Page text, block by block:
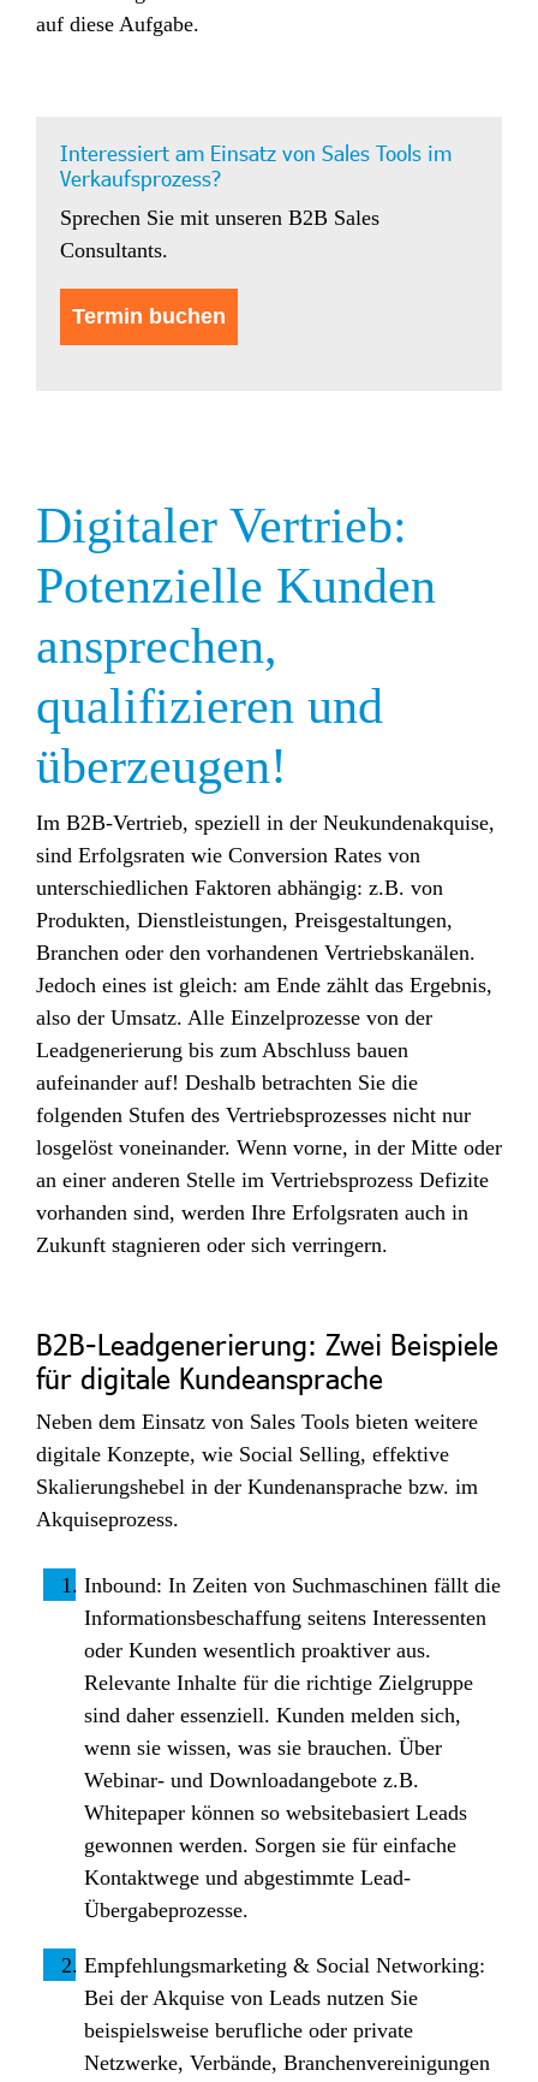
auf diese Aufgabe.
Interessiert am Einsatz von Sales Tools im
Verkaufsprozess?
Sprechen Sie mit unseren B2B Sales
Consultants.
Termin buchen
Digitaler Vertrieb:
Potenzielle Kunden
ansprechen,
qualifizieren und
überzeugen!
Im B2B-Vertrieb, speziell in der Neukundenakquise,
sind Erfolgsraten wie Conversion Rates von
unterschiedlichen Faktoren abhängig: z.B. von
Produkten, Dienstleistungen, Preisgestaltungen,
Branchen oder den vorhandenen Vertriebskanälen.
Jedoch eines ist gleich: am Ende zählt das Ergebnis,
also der Umsatz. Alle Einzelprozesse von der
Leadgenerierung bis zum Abschluss bauen
aufeinander auf! Deshalb betrachten Sie die
folgenden Stufen des Vertriebsprozesses nicht nur
losgelöst voneinander. Wenn vorne, in der Mitte oder
an einer anderen Stelle im Vertriebsprozess Defizite
vorhanden sind, werden Ihre Erfolgsraten auch in
Zukunft stagnieren oder sich verringern.
B2B-Leadgenerierung: Zwei Beispiele
für digitale Kundeansprache
Neben dem Einsatz von Sales Tools bieten weitere
digitale Konzepte, wie Social Selling, effektive
Skalierungshebel in der Kundenansprache bzw. im
Akquiseprozess.
Inbound: In Zeiten von Suchmaschinen fällt die
Informationsbeschaffung seitens Interessenten
oder Kunden wesentlich proaktiver aus.
Relevante Inhalte für die richtige Zielgruppe
sind daher essenziell. Kunden melden sich,
wenn sie wissen, was sie brauchen. Über
Webinar- und Downloadangebote z.B.
Whitepaper können so websitebasiert Leads
gewonnen werden. Sorgen sie für einfache
Kontaktwege und abgestimmte Lead-
Übergabeprozesse.
Empfehlungsmarketing & Social Networking:
Bei der Akquise von Leads nutzen Sie
beispielsweise berufliche oder private
Netzwerke, Verbände, Branchenvereinigungen